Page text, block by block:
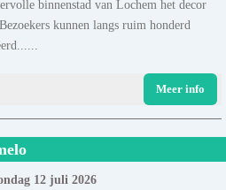
binnenstad van Lochem het decor
kunnen langs ruim honderd
Meer info
12 juli 2026